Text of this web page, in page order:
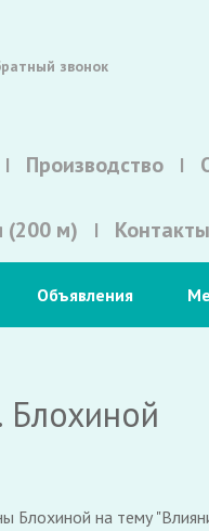
звонок
Производство
(200 м) Контакты
Объявления
Блохиной на тему